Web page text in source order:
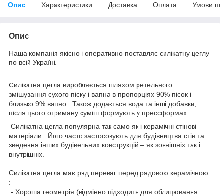
Опис Характеристики Доставка Оплата Умови
Опис
Наша компанія якісно і оперативно поставляє силікатну цеглу
по всій Україні.
Силікатна цегла виробляється шляхом ретельного
змішування сухого піску і вапна в пропорціях 90% пісок і
близько 9% вапно. Також додається вода та інші добавки,
після цього отриману суміш формують у прессформах.
Силікатна цегла популярна так само як і керамічні стінові
матеріали. Його часто застосовують для будівництва стін та
зведення інших будівельних конструкцій – як зовнішніх так і
внутрішніх.
Силікатна цегла має ряд переваг перед рядовою керамічною
:
- Хороша геометрія (відмінно підходить для облицювання